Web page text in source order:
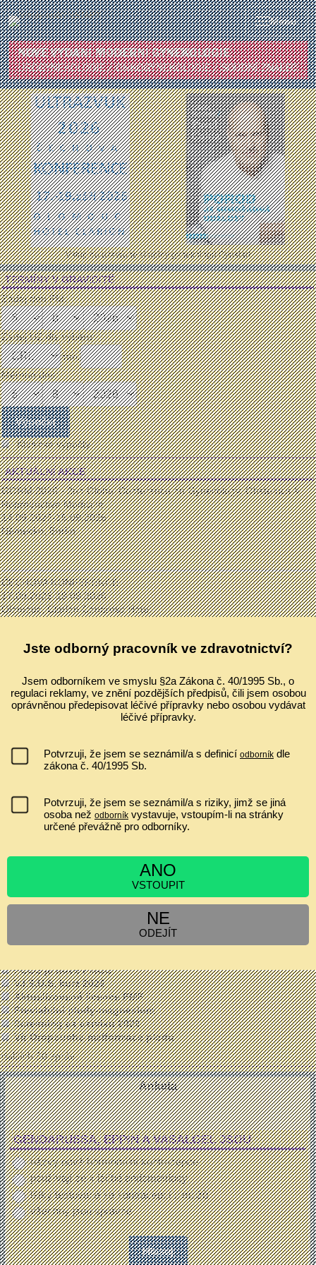
Jste odborný pracovník ve zdravotnictví?
Jsem odborníkem ve smyslu §2a Zákona č. 40/1995 Sb., o
regulaci reklamy, ve znění pozdějších předpisů, čili jsem osobou
oprávněnou předepisovat léčivé přípravky nebo osobou vydávat
léčivé přípravky.
Potvrzuji, že jsem se seznámil/a s definicí odborník dle
zákona č. 40/1995 Sb.
Potvrzuji, že jsem se seznámil/a s riziky, jimž se jiná
osoba než odborník vystavuje, vstoupím-li na stránky
určené převážně pro odborníky.
ANO
VSTOUPIT
NE
ODEJÍT
Menu
ZPRÁVY
Obezita v těhotenství
PCOS je nově PMOS
V.I.S.U.S. kurz 2026
Aktualizované licence FMF
Previabilní plody-magnesium
Screening ca cervixu 2026
Vir Oropouche-malformace plodu
dalších 50 zpráv ...
AKTUÁLNÍ AKCE
GORM 2026 - 2nd Global Conference on Gynecology, Obstetrics &
Reproductive Medicine
14.09.2026-15.09.2026
Německo, Berlín
...
ČECHOVA KONFERENCE
17.09.2026-19.09.2026
Olomouc, Clarion Congress Hotel
konferenci s mezinárodní účastí ve spolupráci s Fetal Medicine
IVF A EMBRYOTRANSFER ZVYŠUJE RIZIKO PLACENTA
PRAEVIA?
jen asi 1,2x zvyšuje riziko
ano, minimálně jen v I. a II. trimestru
6548| Komentáře:
TERMÍNY V GRAVIDITĚ
Zadej den PM:
Zadej UZ dle výběru:
mm:
Měřeno dne:
Klasické výpočty
Vstup do uzavřené skupiny gynekologů Gynstart
Anketa
GENDARUSSA, EPPIN A VASALGEL JSOU
názvy nové hormonální kontracepce
používají se k léčbě endometriosy
látky testované ke kontracepci u mužů
všechny jsou správně